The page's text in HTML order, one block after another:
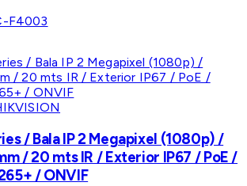
F4003
/ Bala IP 2 Megapixel (1080p) /
/ 20 mts IR / Exterior IP67 / PoE /
/ ONVIF